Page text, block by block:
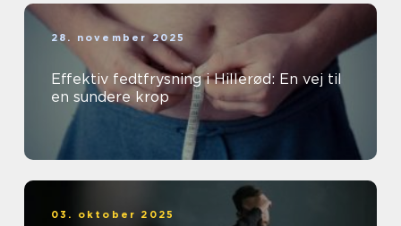
28. november 2025
Effektiv fedtfrysning i Hillerød: En vej til
en sundere krop
03. oktober 2025